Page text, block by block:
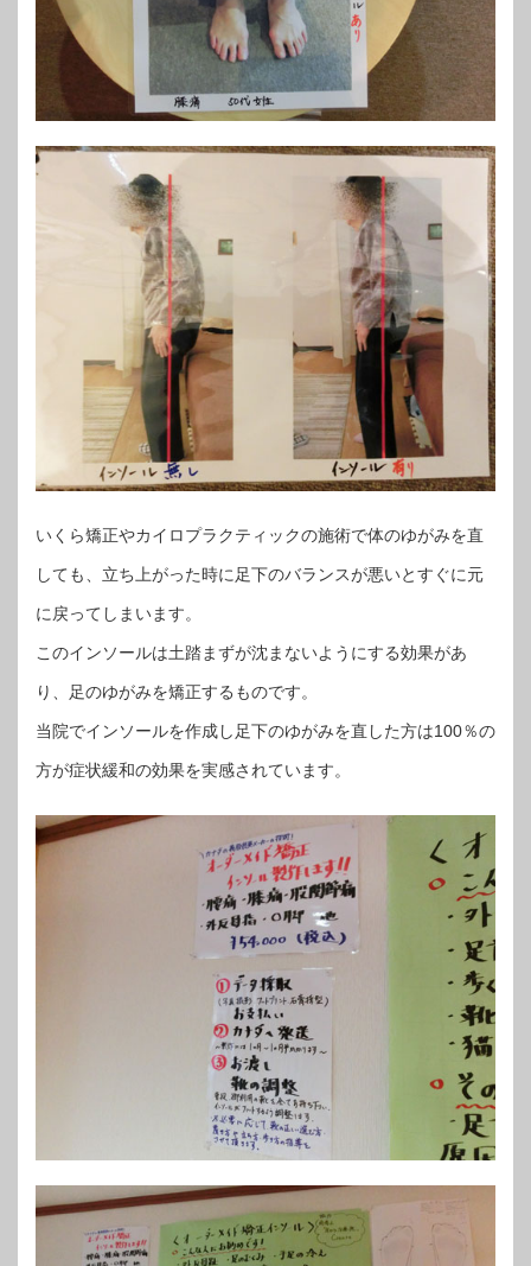
いくら矯正やカイロプラクティックの施術で体のゆがみを直
しても、立ち上がった時に足下のバランスが悪いとすぐに元
に戻ってしまいます。
このインソールは土踏まずが沈まないようにする効果があ
り、足のゆがみを矯正するものです。
当院でインソールを作成し足下のゆがみを直した方は100％の
方が症状緩和の効果を実感されています。